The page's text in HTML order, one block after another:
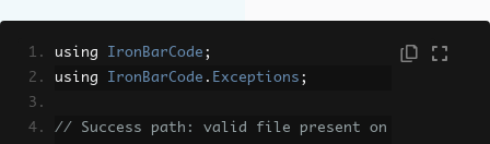
using IronBarCode ;
using IronBarCode . Exceptions ;
// Success path: valid file present on